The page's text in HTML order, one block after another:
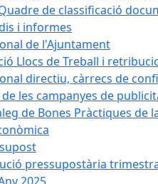
de classificació
i informes
de l'Ajuntament
Llocs de Treball i
directiu, càrrecs de
de les campanyes de
de Bones Pràctiques de
pressupostària